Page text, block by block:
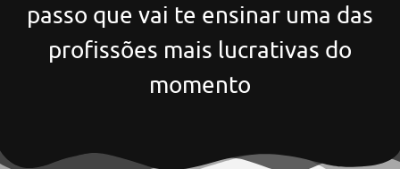
passo que vai te ensinar uma das
profissões mais lucrativas do
momento